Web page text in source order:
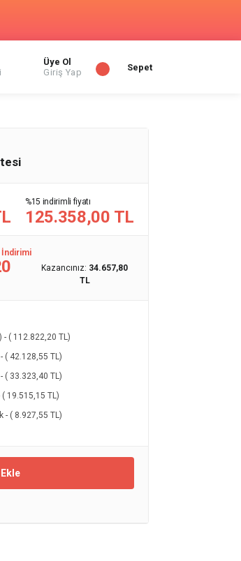
Üye Ol
Giriş Yap
Sepet
%15 indirimli fiyatı
125.358,00 TL
İndirimi
Kazancınız: 34.657,80
TL
- ( 112.822,20 TL)
( 42.128,55 TL)
( 33.323,40 TL)
( 19.515,15 TL)
- ( 8.927,55 TL)